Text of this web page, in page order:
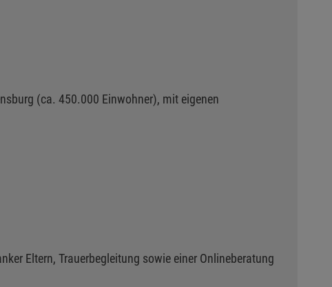
(ca. 450.000 Einwohner), mit eigenen
Eltern, Trauerbegleitung sowie einer Onlineberatung